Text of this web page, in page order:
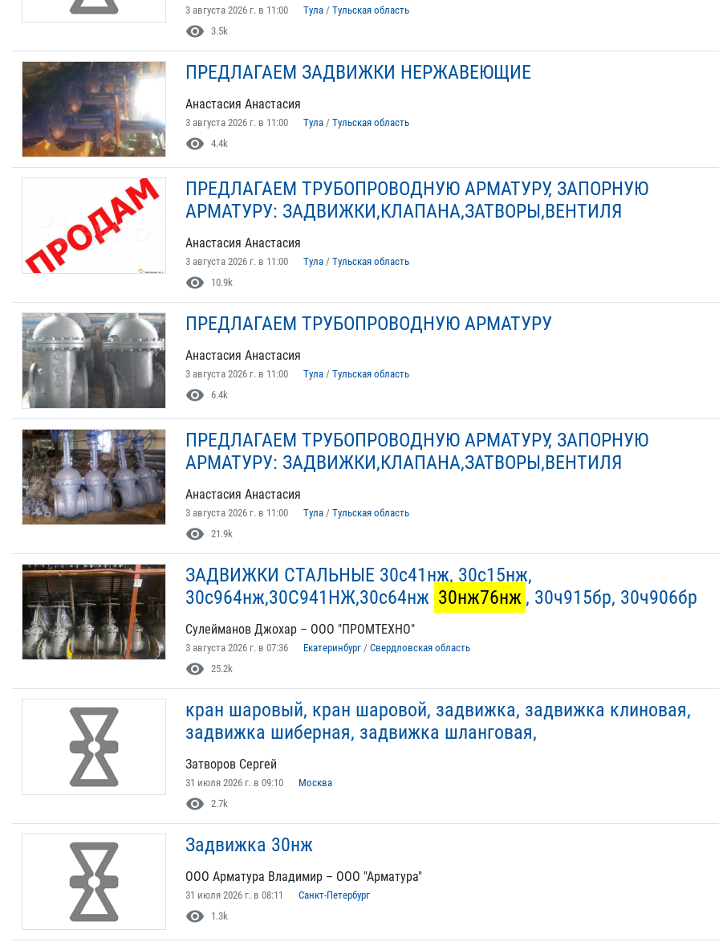
3 августа 2026 г. в 11:00 Тула / Тульская область
visibility 3.5k
ПРЕДЛАГАЕМ ЗАДВИЖКИ НЕРЖАВЕЮЩИЕ
Анастасия Анастасия
3 августа 2026 г. в 11:00 Тула / Тульская область
visibility 4.4k
ПРЕДЛАГАЕМ ТРУБОПРОВОДНУЮ АРМАТУРУ, ЗАПОРНУЮ
АРМАТУРУ: ЗАДВИЖКИ,КЛАПАНА,ЗАТВОРЫ,ВЕНТИЛЯ
Анастасия Анастасия
3 августа 2026 г. в 11:00 Тула / Тульская область
visibility 10.9k
ПРЕДЛАГАЕМ ТРУБОПРОВОДНУЮ АРМАТУРУ
Анастасия Анастасия
3 августа 2026 г. в 11:00 Тула / Тульская область
visibility 6.4k
ПРЕДЛАГАЕМ ТРУБОПРОВОДНУЮ АРМАТУРУ, ЗАПОРНУЮ
АРМАТУРУ: ЗАДВИЖКИ,КЛАПАНА,ЗАТВОРЫ,ВЕНТИЛЯ
Анастасия Анастасия
3 августа 2026 г. в 11:00 Тула / Тульская область
visibility 21.9k
ЗАДВИЖКИ СТАЛЬНЫЕ 30с41нж, 30с15нж,
30с964нж,30С941НЖ,30с64нж 30нж76нж , 30ч915бр, 30ч906бр
Сулейманов Джохар – ООО "ПРОМТЕХНО"
3 августа 2026 г. в 07:36 Екатеринбург / Свердловская область
visibility 25.2k
кран шаровый, кран шаровой, задвижка, задвижка клиновая,
задвижка шиберная, задвижка шланговая,
Затворов Сергей
31 июля 2026 г. в 09:10 Москва
visibility 2.7k
Задвижка 30нж
ООО Арматура Владимир – ООО "Арматура"
31 июля 2026 г. в 08:11 Санкт-Петербург
visibility 1.3k